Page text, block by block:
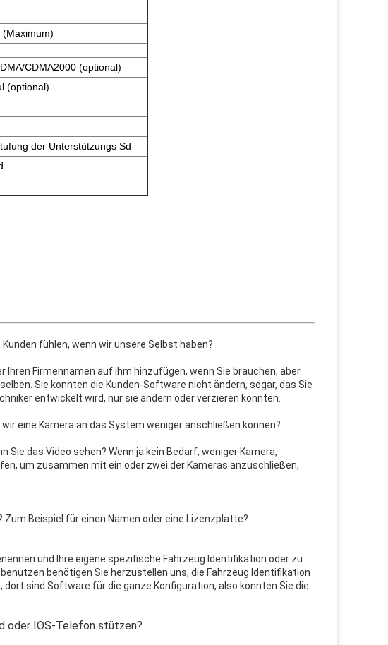
(Maximum)
CDMA2000 (optional)
(optional)
der Unterstützungs Sd
fühlen, wenn wir unsere Selbst haben?
Ihren Firmennamen auf ihm hinzufügen, wenn Sie brauchen, aber
Sie konnten die Kunden-Software nicht ändern, sogar, das Sie
entwickelt wird, nur sie ändern oder verzieren konnten.
eine Kamera an das System weniger anschließen können?
das Video sehen? Wenn ja kein Bedarf, weniger Kamera,
um zusammen mit ein oder zwei der Kameras anzuschließen,
Beispiel für einen Namen oder eine Lizenzplatte?
und Ihre eigene spezifische Fahrzeug Identifikation oder zu
benötigen Sie herzustellen uns, die Fahrzeug Identifikation
dort sind Software für die ganze Konfiguration, also konnten Sie die
oder IOS-Telefon stützen?